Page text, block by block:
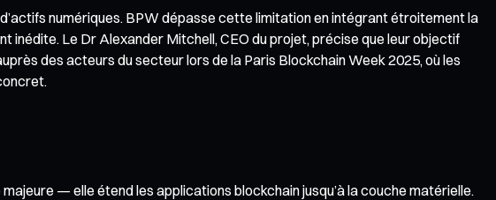
numériques. BPW dépasse cette limitation en intégrant étroitement la
inédite. Le Dr Alexander Mitchell, CEO du projet, précise que leur objectif
des acteurs du secteur lors de la Paris Blockchain Week 2025, où les
— elle étend les applications blockchain jusqu’à la couche matérielle.